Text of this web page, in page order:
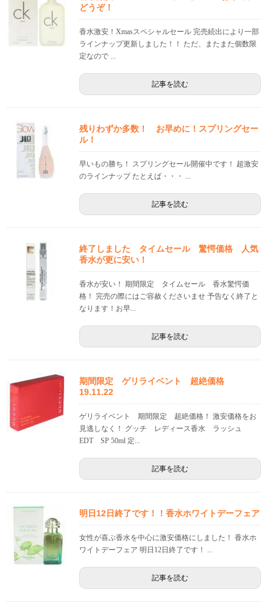
どうぞ！
香水激安！Xmasスペシャルセール 完売続出により一部
ラインナップ更新しました！！ ただ、またまた個数限
定なので ...
記事を読む
残りわずか多数！ お早めに！スプリングセー
ル！
早いもの勝ち！ スプリングセール開催中です！ 超激安
のラインナップ たとえば・・・ ...
記事を読む
終了しました タイムセール 驚愕価格 人気
香水が更に安い！
香水が安い！ 期間限定 タイムセール 香水驚愕価
格！ 完売の際にはご容赦くださいませ 予告なく終了と
なります！お早...
記事を読む
期間限定 ゲリライベント 超絶価格
19.11.22
ゲリライベント 期間限定 超絶価格！ 激安価格をお
見逃しなく！ グッチ レディース香水 ラッシュ
EDT SP 50ml 定...
記事を読む
明日12日終了です！！香水ホワイトデーフェア
女性が喜ぶ香水を中心に激安価格にしました！ 香水ホ
ワイトデーフェア 明日12日終了です！ ...
記事を読む